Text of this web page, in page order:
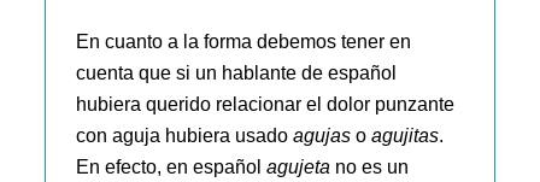
En cuanto a la forma debemos tener en
cuenta que si un hablante de español
hubiera querido relacionar el dolor punzante
con aguja hubiera usadoagujas oagujitas.
En efecto, en españolagujeta no es un